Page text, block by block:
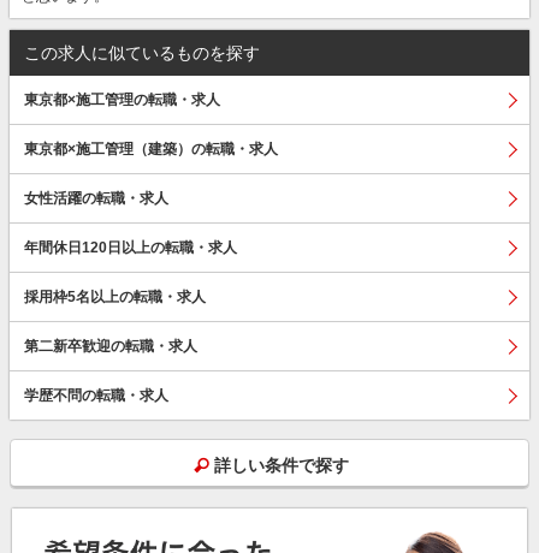
この求人に似ているものを探す
東京都×施工管理の転職・求人
東京都×施工管理（建築）の転職・求人
女性活躍の転職・求人
年間休日120日以上の転職・求人
採用枠5名以上の転職・求人
第二新卒歓迎の転職・求人
学歴不問の転職・求人
詳しい条件で探す